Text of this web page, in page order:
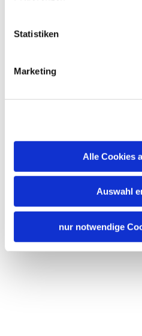
Statistiken
Marketing
Alle Cookies
Auswahl
nur notwendige